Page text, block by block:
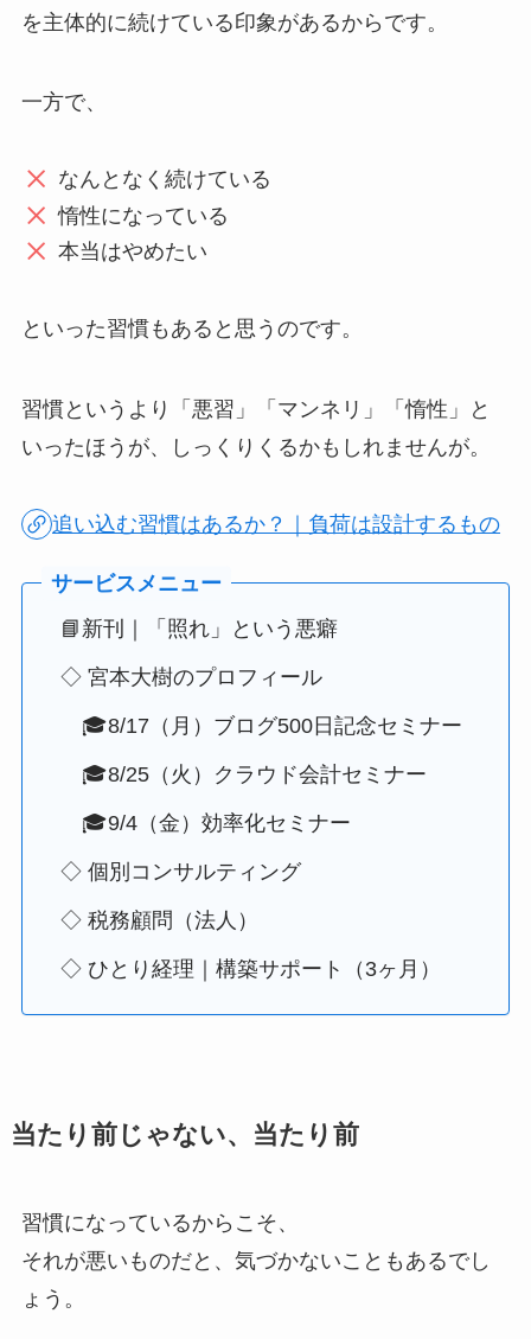
を主体的に続けている印象があるからです。
一方で、
なんとなく続けている
惰性になっている
本当はやめたい
といった習慣もあると思うのです。
習慣というより「悪習」「マンネリ」「惰性」と
いったほうが、しっくりくるかもしれませんが。
追い込む習慣はあるか？｜負荷は設計するもの
📘新刊｜「照れ」という悪癖
◇ 宮本大樹のプロフィール
🎓8/17（月）ブログ500日記念セミナー
🎓8/25（火）クラウド会計セミナー
🎓9/4（金）効率化セミナー
◇ 個別コンサルティング
◇ 税務顧問（法人）
◇ ひとり経理｜構築サポート（3ヶ月）
当たり前じゃない、当たり前
習慣になっているからこそ、
それが悪いものだと、気づかないこともあるでし
ょう。